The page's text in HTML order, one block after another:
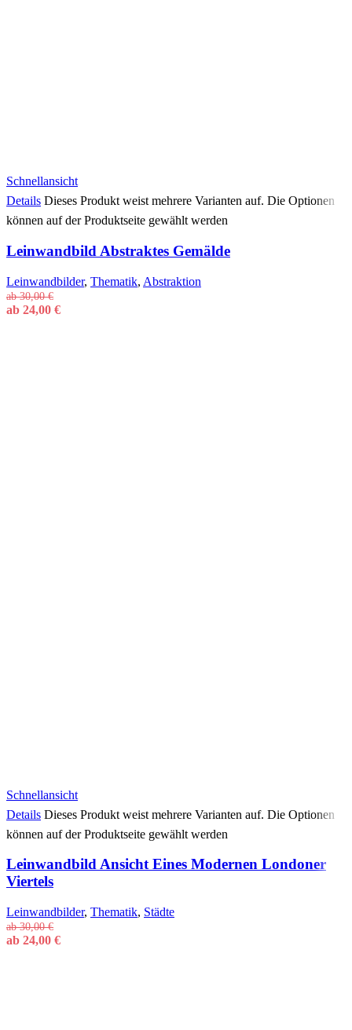
Schnellansicht
Details Dieses Produkt weist mehrere Varianten auf. Die Optionen
können auf der Produktseite gewählt werden
Leinwandbild Abstraktes Gemälde
Leinwandbilder, Thematik, Abstraktion
ab30,00€
ab 24,00 €
Schnellansicht
Details Dieses Produkt weist mehrere Varianten auf. Die Optionen
können auf der Produktseite gewählt werden
Leinwandbild Ansicht Eines Modernen Londoner
Viertels
Leinwandbilder, Thematik, Städte
ab30,00€
ab 24,00 €